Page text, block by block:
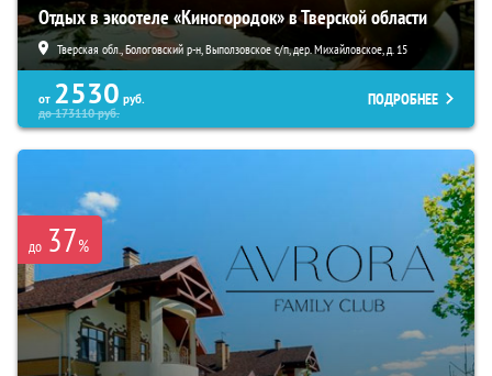
Отдых в экоотеле «Киногородок» в Тверской области
Тверская обл., Бологовский р-н, Выползовское с/п, дер. Михайловское, д. 15
от 2530 руб.
до173110руб.
ПОДРОБНЕЕ
до 37%